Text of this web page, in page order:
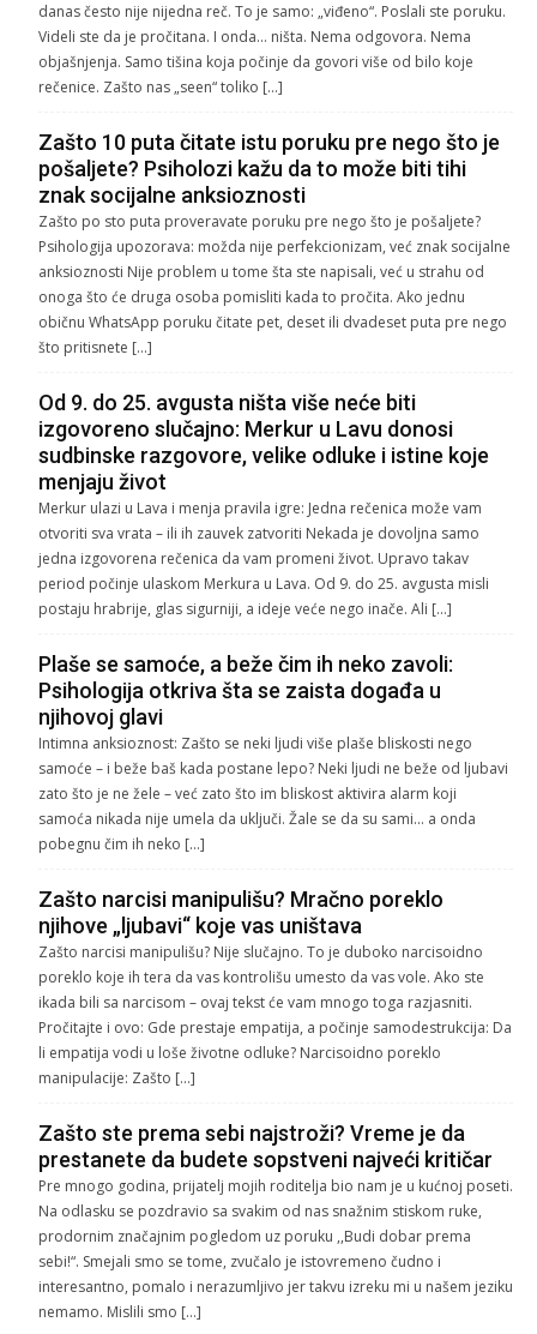
danas često nije nijedna reč. To je samo: „viđeno“. Poslali ste poruku.
Videli ste da je pročitana. I onda… ništa. Nema odgovora. Nema
objašnjenja. Samo tišina koja počinje da govori više od bilo koje
rečenice. Zašto nas „seen“ toliko […]
Zašto 10 puta čitate istu poruku pre nego što je
pošaljete? Psiholozi kažu da to može biti tihi
znak socijalne anksioznosti
Zašto po sto puta proveravate poruku pre nego što je pošaljete?
Psihologija upozorava: možda nije perfekcionizam, već znak socijalne
anksioznosti Nije problem u tome šta ste napisali, već u strahu od
onoga što će druga osoba pomisliti kada to pročita. Ako jednu
običnu WhatsApp poruku čitate pet, deset ili dvadeset puta pre nego
što pritisnete […]
Od 9. do 25. avgusta ništa više neće biti
izgovoreno slučajno: Merkur u Lavu donosi
sudbinske razgovore, velike odluke i istine koje
menjaju život
Merkur ulazi u Lava i menja pravila igre: Jedna rečenica može vam
otvoriti sva vrata – ili ih zauvek zatvoriti Nekada je dovoljna samo
jedna izgovorena rečenica da vam promeni život. Upravo takav
period počinje ulaskom Merkura u Lava. Od 9. do 25. avgusta misli
postaju hrabrije, glas sigurniji, a ideje veće nego inače. Ali […]
Plaše se samoće, a beže čim ih neko zavoli:
Psihologija otkriva šta se zaista događa u
njihovoj glavi
Intimna anksioznost: Zašto se neki ljudi više plaše bliskosti nego
samoće – i beže baš kada postane lepo? Neki ljudi ne beže od ljubavi
zato što je ne žele – već zato što im bliskost aktivira alarm koji
samoća nikada nije umela da uključi. Žale se da su sami… a onda
pobegnu čim ih neko […]
Zašto narcisi manipulišu? Mračno poreklo
njihove „ljubavi“ koje vas uništava
Zašto narcisi manipulišu? Nije slučajno. To je duboko narcisoidno
poreklo koje ih tera da vas kontrolišu umesto da vas vole. Ako ste
ikada bili sa narcisom – ovaj tekst će vam mnogo toga razjasniti.
Pročitajte i ovo: Gde prestaje empatija, a počinje samodestrukcija: Da
li empatija vodi u loše životne odluke? Narcisoidno poreklo
manipulacije: Zašto […]
Zašto ste prema sebi najstroži? Vreme je da
prestanete da budete sopstveni najveći kritičar
Pre mnogo godina, prijatelj mojih roditelja bio nam je u kućnoj poseti.
Na odlasku se pozdravio sa svakim od nas snažnim stiskom ruke,
prodornim značajnim pogledom uz poruku ,,Budi dobar prema
sebi!“. Smejali smo se tome, zvučalo je istovremeno čudno i
interesantno, pomalo i nerazumljivo jer takvu izreku mi u našem jeziku
nemamo. Mislili smo […]